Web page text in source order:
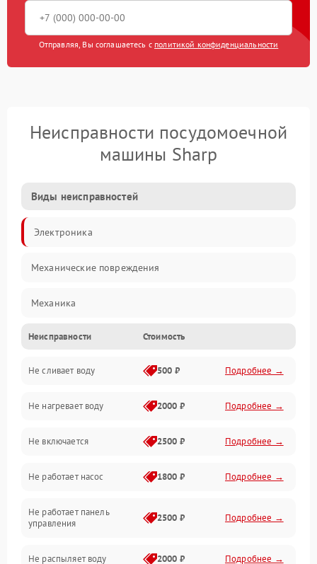
Отправляя, Вы соглашаетесь с политикой конфиденциальности
Неисправности посудомоечной
машины Sharp
Виды неисправностей
Электроника
Механические повреждения
Механика
Управление
Электропитание
Датчики
Нагрев
Вода
Гигиена
Программное обеспечение
Неисправности Стоимость
Не сливает воду 500 ₽ Подробнее →
Не нагревает воду 2000 ₽ Подробнее →
Не включается 2500 ₽ Подробнее →
Не работает насос 1800 ₽ Подробнее →
Не работает панель
управления
2500 ₽ Подробнее →
Не распыляет воду 2000 ₽ Подробнее →